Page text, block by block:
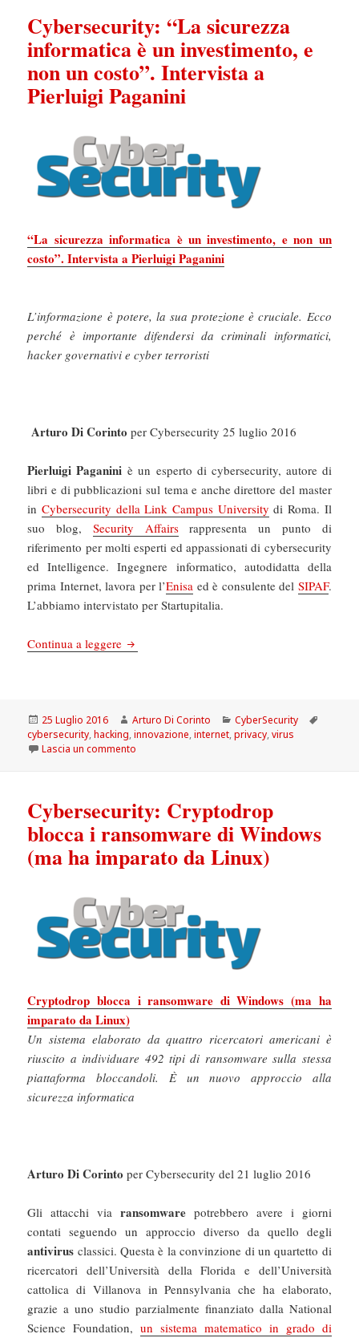
Cybersecurity: “La sicurezza
informatica è un investimento, e
non un costo”. Intervista a
Pierluigi Paganini
“La sicurezza informatica è un investimento, e non un
costo”. Intervista a Pierluigi Paganini
L’informazione è potere, la sua protezione è cruciale. Ecco
perché è importante difendersi da criminali informatici,
hacker governativi e cyber terroristi
Arturo Di Corintoper Cybersecurity 25 luglio 2016
Pierluigi Paganini è un esperto di cybersecurity, autore di
libri e di pubblicazioni sul tema e anche direttore del master
inCybersecurity della Link Campus University di Roma. Il
suo blog, Security Affairsrappresenta un punto di
riferimento per molti esperti ed appassionati di cybersecurity
ed Intelligence. Ingegnere informatico, autodidatta della
prima Internet, lavora per l’Enisa ed è consulente del SIPAF.
L’abbiamo intervistato per Startupitalia.
Continua a leggere Cybersecurity: “La sicurezza informatica è
Scritto
il
25 Luglio 2016 Autore
Arturo Di Corinto Categorie
CyberSecurity
cybersecurity,hacking,innovazione,internet,privacy,virus
Lascia un commento
Cybersecurity: Cryptodrop
blocca i ransomware di Windows
(ma ha imparato da Linux)
Cryptodrop blocca i ransomware di Windows (ma ha
imparato da Linux)
Un sistema elaborato da quattro ricercatori americani è
riuscito a individuare 492 tipi di ransomware sulla stessa
piattaforma bloccandoli. È un nuovo approccio alla
sicurezza informatica
Arturo Di Corinto per Cybersecurity del 21 luglio 2016
Gli attacchi viaransomware potrebbero avere i giorni
contati seguendo un approccio diverso da quello degli
antivirus classici. Questa è la convinzione di un quartetto di
ricercatori dell’Università della Florida e dell’Università
cattolica di Villanova in Pennsylvania che ha elaborato,
grazie a uno studio parzialmente finanziato dalla National
Science Foundation,un sistema matematico in grado di